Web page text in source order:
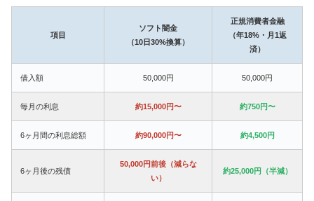
項目
ソフト闇金
（10日30%換算）
正規消費者金融
（年18%・月1返
済）
借入額 50,000円 50,000円
毎月の利息 約15,000円〜 約750円〜
6ヶ月間の利息総額 約90,000円〜 約4,500円
6ヶ月後の残債
50,000円前後（減らな
い）
約25,000円（半減）